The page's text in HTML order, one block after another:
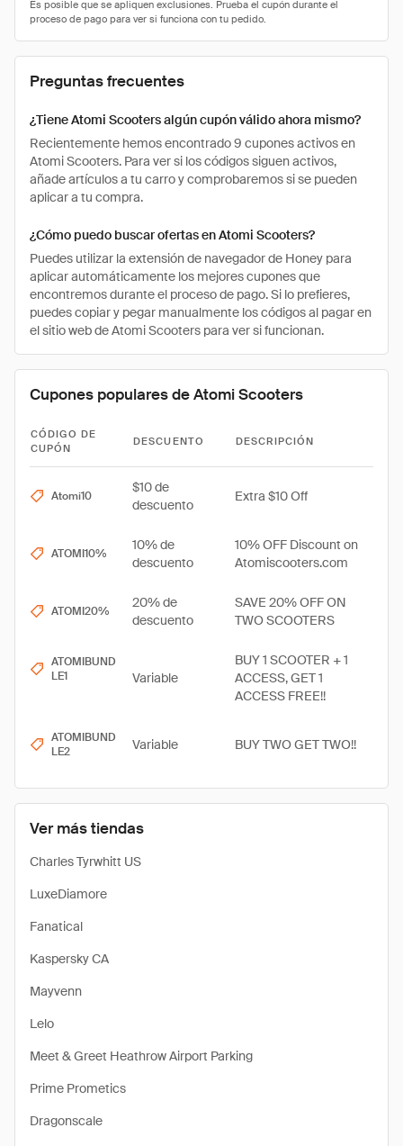
Ver más tiendas
Charles Tyrwhitt US
LuxeDiamore
Fanatical
Kaspersky CA
Mayvenn
Lelo
Meet & Greet Heathrow Airport Parking
Prime Prometics
Dragonscale
Preguntas frecuentes
¿Tiene Atomi Scooters algún cupón válido ahora mismo?
Recientemente hemos encontrado 9 cupones activos en
Atomi Scooters. Para ver si los códigos siguen activos,
añade artículos a tu carro y comprobaremos si se pueden
aplicar a tu compra.
¿Cómo puedo buscar ofertas en Atomi Scooters?
Puedes utilizar la extensión de navegador de Honey para
aplicar automáticamente los mejores cupones que
encontremos durante el proceso de pago. Si lo prefieres,
puedes copiar y pegar manualmente los códigos al pagar en
el sitio web de Atomi Scooters para ver si funcionan.
Cupones populares de Atomi Scooters
CÓDIGO DE
CUPÓN
DESCUENTO DESCRIPCIÓN
Atomi10
$10 de
descuento
Extra $10 Off
ATOMI10%
10% de
descuento
10% OFF Discount on
Atomiscooters.com
ATOMI20%
20% de
descuento
SAVE 20% OFF ON
TWO SCOOTERS
ATOMIBUND
LE1
Variable
BUY 1 SCOOTER + 1
ACCESS, GET 1
ACCESS FREE!!
ATOMIBUND
LE2
Variable BUY TWO GET TWO!!